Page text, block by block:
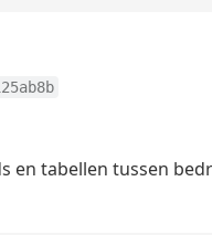
en tabellen tussen